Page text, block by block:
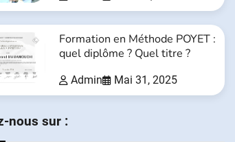
Formation en Méthode POYET :
quel diplôme ? Quel titre ?
Admin Mai 31, 2025
nous sur :